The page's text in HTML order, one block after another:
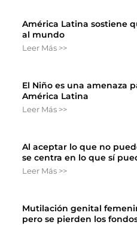
América Latina sostiene
al mundo
Leer Más >>
El Niño es una amenaza
América Latina
Leer Más >>
Al aceptar lo que no
se centra en lo que sí
Leer Más >>
Mutilación genital
pero se pierden los